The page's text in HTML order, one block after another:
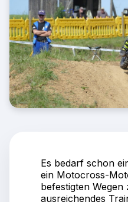
Es bedarf schon
ein Motocross-
befestigten
ausreichendes